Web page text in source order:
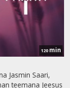
120 min
Jasmin Saari,
teemana Jeesus